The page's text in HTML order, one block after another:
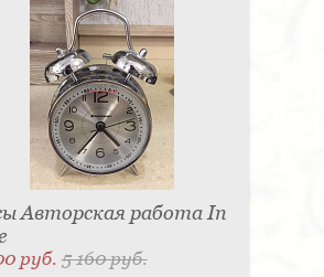
Авторская работа In
руб.5 160 руб.